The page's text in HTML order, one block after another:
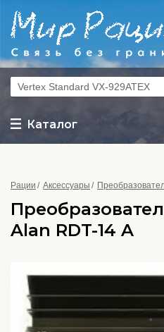
Каталог
Рации Аксессуары
Alan RDT-14 A